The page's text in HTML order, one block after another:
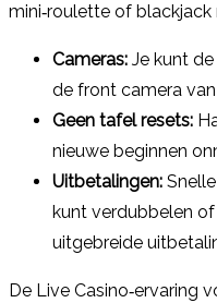
mini‑roulette of
Cameras: Je kunt
de front camera
Geen tafel resets:
nieuwe beginnen
Uitbetalingen:
kunt verdubbelen
uitgebreide
De Live Casino‑ervaring